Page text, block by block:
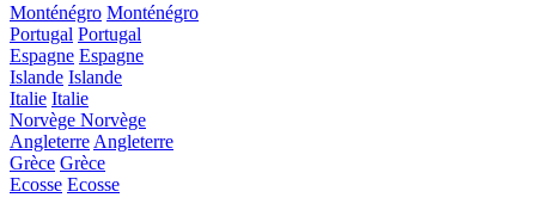
Monténégro Monténégro
Portugal Portugal
Espagne Espagne
Islande Islande
Italie Italie
Norvège Norvège
Angleterre Angleterre
Grèce Grèce
Ecosse Ecosse